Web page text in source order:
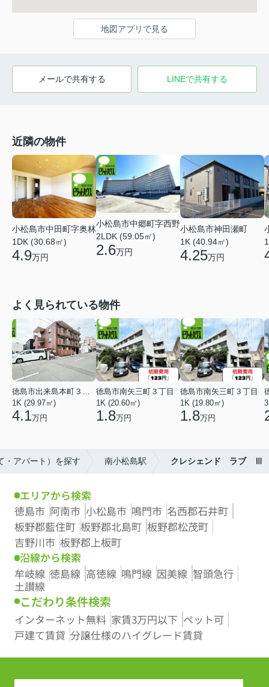
地図アプリで見る
メールで共有する LINEで共有する
近隣の物件
小松島市中田町字奥林
1DK (30.68㎡)
4.9万円
小松島市中郷町字西野
2LDK (59.05㎡)
2.6万円
小松島市神田瀬町
1K (40.94㎡)
4.25万円
よく見られている物件
1K (29.97㎡)
4.1万円
徳島市南矢三町３丁目
1K (20.60㎡)
1.8万円
徳島市南矢三町３丁目
1K (19.80㎡)
1.8万円
・アパート）を探す 南小松島駅 クレシェンド ラブ Ⅲ
エリアから検索
徳島市 阿南市 小松島市 鳴門市 名西郡石井町
板野郡藍住町 板野郡北島町 板野郡松茂町
吉野川市 板野郡上板町
沿線から検索
牟岐線 徳島線 高徳線 鳴門線 因美線 智頭急行
土讃線
こだわり条件検索
インターネット無料 家賃3万円以下 ペット可
戸建て賃貸 分譲仕様のハイグレード賃貸